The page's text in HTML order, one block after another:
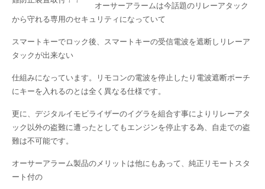
オーサーアラームは今話題のリレーアタック
から守れる専用のセキュリティになっていて
スマートキーでロック後、スマートキーの受信電波を遮断しリレーア
タックが出来ない
仕組みになっています。リモコンの電波を停止したり電波遮断ポーチ
にキーを入れるのとは全く異なる仕様です。
更に、デジタルイモビライザーのイグラを組合す事によりリレーアタ
ック以外の盗難に遭ったとしてもエンジンを停止する為、自走での盗
難は不可能です。
オーサーアラーム製品のメリットは他にもあって、純正リモートスタ
ート付の